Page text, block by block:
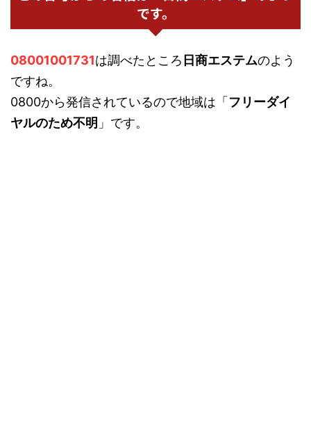
です。
08001001731は調べたところ 日商エステムのよう
ですね。
0800から発信されているので地域は「 フリーダイ
ヤルのため不明 」です。